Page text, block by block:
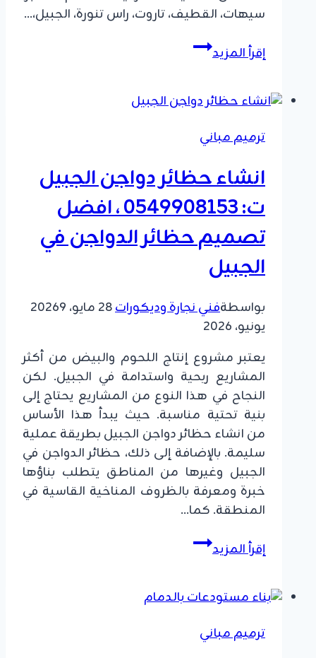
سيهات، القطيف، تاروت، راس تنورة، الجبيل،…
إقرأ المزيدانشاء
مغسلة
الدمام
0549908153
مغسلة
سيارات
القطيف
ترميم مباني
انشاء حظائر دواجن الجبيل
ت: 0549908153 ، افضل
تصميم حظائر الدواجن في
الجبيل
بواسطةفني نجارة وديكورات28 مايو، 2026
9
يونيو، 2026
يعتبر مشروع إنتاج اللحوم والبيض من أكثر
المشاريع ربحية واستدامة في الجبيل. لكن
النجاح في هذا النوع من المشاريع يحتاج إلى
بنية تحتية مناسبة. حيث يبدأ هذا الأساس
من انشاء حظائر دواجن الجبيل بطريقة عملية
سليمة. بالإضافة إلى ذلك، حظائر الدواجن في
الجبيل وغيرها من المناطق يتطلب بناؤها
خبرة ومعرفة بالظروف المناخية القاسية في
المنطقة. كما…
إقرأ المزيدانشاء
حظائر
الجبيل
0549908153ترميم مباني